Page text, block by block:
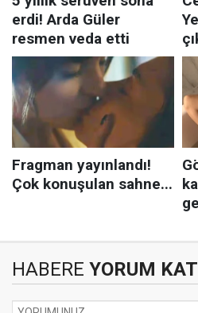
HABERE YORUM KAT